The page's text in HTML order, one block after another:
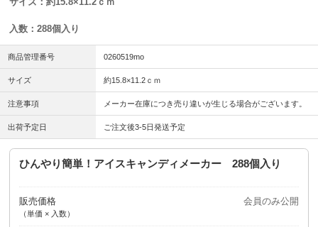
入数：288個入り
商品管理番号 0260519mo
サイズ 約15.8×11.2ｃｍ
注意事項 メーカー在庫につき売り違いが生じる場合がございます。
出荷予定日 ご注文後3-5日発送予定
ひんやり簡単！アイスキャンディメーカー 288個入り
販売価格
（単価 × 入数）
会員のみ公開